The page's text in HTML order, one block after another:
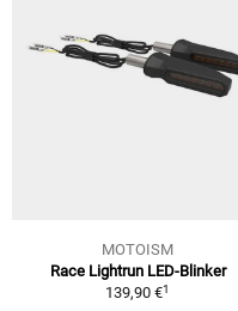
MOTOISM
Race Lightrun LED-Blinker
139,90 €1